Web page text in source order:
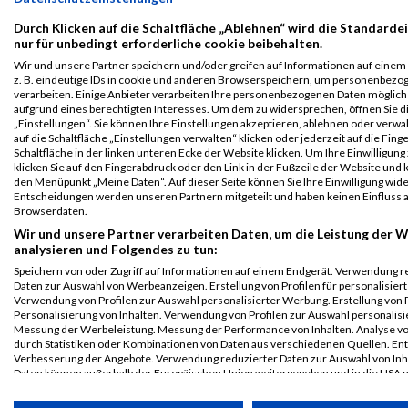
B2Run Koblenz
Einzelwertung
weiblich
50891 Sandra Gratzfeld 0000 GER
Junge
CDU
Koblenz
Legende:
GPos = Geschlechter Position, KPos = Kategorie Position, TPos =
Team Position, DNS = Did not start, DNF = Did not finish, DQ =
Disqualifiziert
Durch Klicken auf die Schaltfläche „Ablehnen“ wird die
nur für unbedingt erforderliche cookie beibehalten.
Wir und unsere Partner speichern und/oder greifen auf Informationen auf einem
z. B. eindeutige IDs in cookie und anderen Browserspeichern, um
verarbeiten. Einige Anbieter verarbeiten Ihre personenbezogenen Daten
aufgrund eines berechtigten Interesses. Um dem zu widersprechen, öffnen Sie
„Einstellungen“. Sie können Ihre Einstellungen akzeptieren, ablehnen oder
auf die Schaltfläche „Einstellungen verwalten“ klicken oder jederzeit auf die
Schaltfläche in der linken unteren Ecke der Website klicken. Um Ihre
klicken Sie auf den Fingerabdruck oder den Link in der Fußzeile der Website und
den Menüpunkt „Meine Daten“. Auf dieser Seite können Sie Ihre Einwilligung
Entscheidungen werden unseren Partnern mitgeteilt und haben keinen Einfluss
Browserdaten.
Wir und unsere Partner verarbeiten Daten, um die Leistung der
analysieren und Folgendes zu tun:
Speichern von oder Zugriff auf Informationen auf einem Endgerät. Verwendung
Daten zur Auswahl von Werbeanzeigen. Erstellung von Profilen für
Verwendung von Profilen zur Auswahl personalisierter Werbung. Erstellung von
Personalisierung von Inhalten. Verwendung von Profilen zur Auswahl
Messung der Werbeleistung. Messung der Performance von Inhalten. Analyse
durch Statistiken oder Kombinationen von Daten aus verschiedenen Quellen.
Verbesserung der Angebote. Verwendung reduzierter Daten zur Auswahl von
Daten können außerhalb der Europäischen Union weitergegeben und in die USA